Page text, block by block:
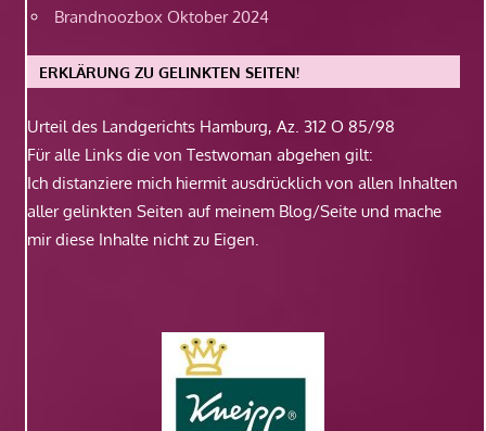
Brandnoozbox Oktober 2024
ERKLÄRUNG ZU GELINKTEN SEITEN!
Urteil des Landgerichts Hamburg, Az. 312 O 85/98
Für alle Links die von Testwoman abgehen gilt:
Ich distanziere mich hiermit ausdrücklich von allen Inhalten
aller gelinkten Seiten auf meinem Blog/Seite und mache
mir diese Inhalte nicht zu Eigen.